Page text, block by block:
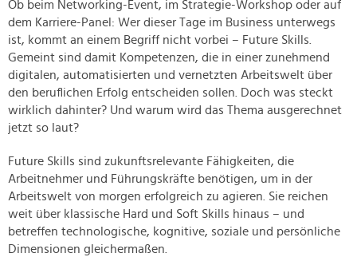
Ob beim Networking-Event, im Strategie-Workshop oder auf
dem Karriere-Panel: Wer dieser Tage im Business unterwegs
ist, kommt an einem Begriff nicht vorbei – Future Skills.
Gemeint sind damit Kompetenzen, die in einer zunehmend
digitalen, automatisierten und vernetzten Arbeitswelt über
den beruflichen Erfolg entscheiden sollen. Doch was steckt
wirklich dahinter? Und warum wird das Thema ausgerechnet
jetzt so laut?
Future Skills sind zukunftsrelevante Fähigkeiten, die
Arbeitnehmer und Führungskräfte benötigen, um in der
Arbeitswelt von morgen erfolgreich zu agieren. Sie reichen
weit über klassische Hard und Soft Skills hinaus – und
betreffen technologische, kognitive, soziale und persönliche
Dimensionen gleichermaßen.